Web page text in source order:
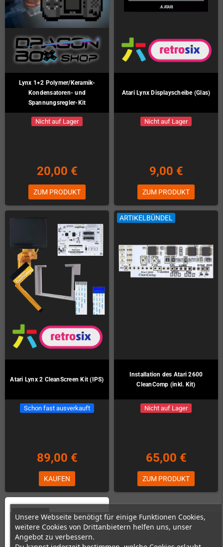
Unsere Webseite benötigt für einige Funktionen Cookies,
weitere Cookies von Drittanbietern helfen uns, unser
Angebot zu verbessern.
Lynx 1+2 Polymer/Keramik-
Kondensatoren- und
Spannungsregler-Kit
Nicht auf Lager
20,00 €
ZUM PRODUKT
Atari Lynx Displayscheibe (Glas)
Nicht auf Lager
9,00 €
ZUM PRODUKT
Atari Lynx 2 CleanScreen Kit (IPS)
Schon fast ausverkauft
89,00 €
KAUFEN
ARTIKELBÜNDEL
Installation des Atari 2600
CleanComp (inkl. Kit)
Nicht auf Lager
65,00 €
ZUM PRODUKT